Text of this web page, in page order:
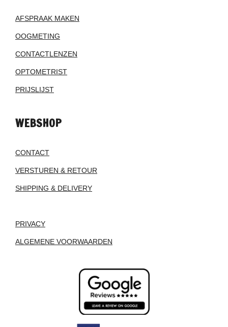
AFSPRAAK MAKEN
OOGMETING
CONTACTLENZEN
OPTOMETRIST
PRIJSLIJST
WEBSHOP
CONTACT
VERSTUREN & RETOUR
SHIPPING & DELIVERY
PRIVACY
ALGEMENE VOORWAARDEN